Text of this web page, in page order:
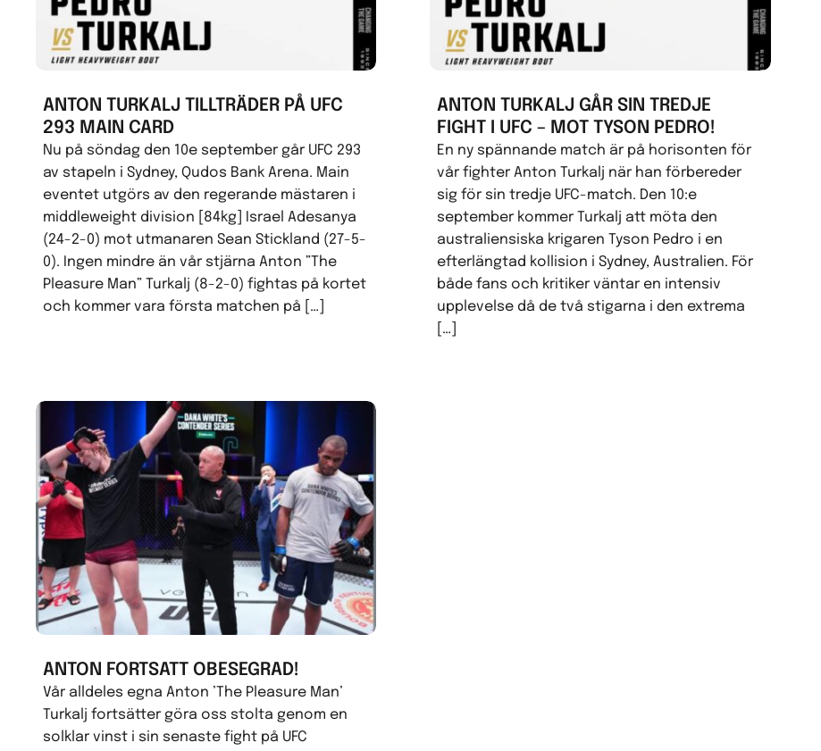
ANTON TURKALJ TILLTRÄDER PÅ UFC
293 MAIN CARD
Nu på söndag den 10e september går UFC 293
av stapeln i Sydney, Qudos Bank Arena. Main
eventet utgörs av den regerande mästaren i
middleweight division [84kg] Israel Adesanya
(24-2-0) mot utmanaren Sean Stickland (27-5-
0). Ingen mindre än vår stjärna Anton ”The
Pleasure Man” Turkalj (8-2-0) fightas på kortet
och kommer vara första matchen på […]
ANTON TURKALJ GÅR SIN TREDJE
FIGHT I UFC – MOT TYSON PEDRO!
En ny spännande match är på horisonten för
vår fighter Anton Turkalj när han förbereder
sig för sin tredje UFC-match. Den 10:e
september kommer Turkalj att möta den
australiensiska krigaren Tyson Pedro i en
efterlängtad kollision i Sydney, Australien. För
både fans och kritiker väntar en intensiv
upplevelse då de två stigarna i den extrema
[…]
ANTON FORTSATT OBESEGRAD!
Vår alldeles egna Anton ’The Pleasure Man’
Turkalj fortsätter göra oss stolta genom en
solklar vinst i sin senaste fight på UFC